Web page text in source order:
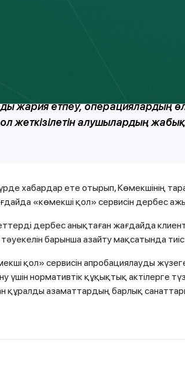
бола алады, ал мұндай қызметті
ықтимал алаяқтық тұрғысынан тексеру
кредиттік ұйымның ресми
кабинетте шоттарды (барлық
жария етпеу, операциялардың
жеткізілетін алушылардың жабық
хабардар ете отырып, Көмекшінің
«көмекші қол» сервисін дербес
дербес анықтаған жағдайда
барынша азайту мақсатында
қол» сервисін апробациялауды
үшін нормативтік құқықтық актілерге
құралды азаматтардың барлық